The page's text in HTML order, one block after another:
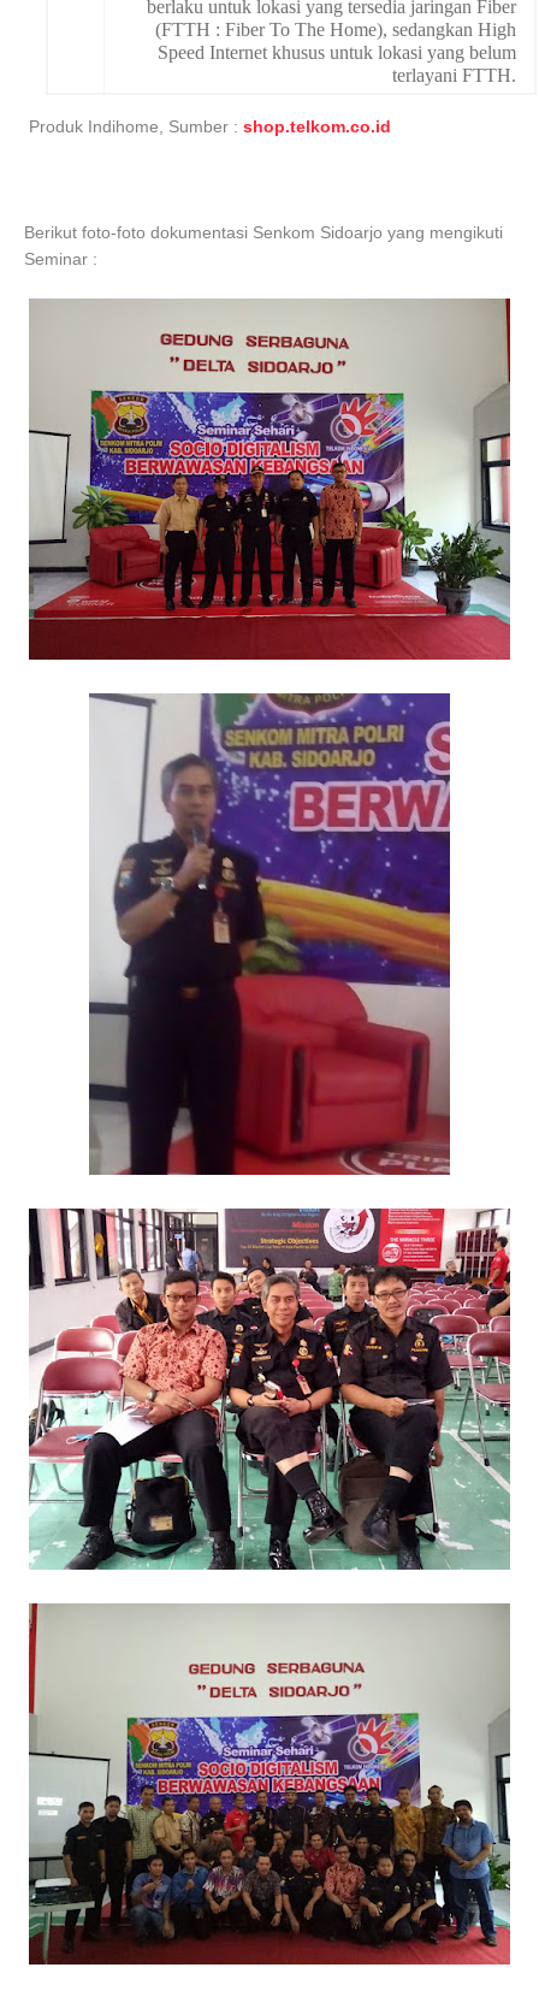
berlaku untuk lokasi yang tersedia jaringan Fiber
(FTTH : Fiber To The Home), sedangkan High
Speed Internet khusus untuk lokasi yang belum
terlayani FTTH.
Produk Indihome, Sumber : shop.telkom.co.id
Berikut foto-foto dokumentasi Senkom Sidoarjo yang mengikuti
Seminar :